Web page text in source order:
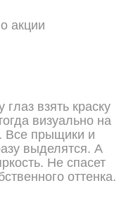
взять краску
визуально на
Все прыщики и
выделятся. А
Не спасет
оттенка.